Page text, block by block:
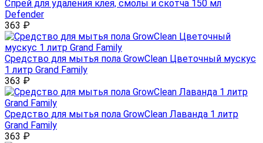
Спрей для удаления клея, смолы и скотча 150 мл
Defender
363 ₽
Средство для мытья пола GrowClean Цветочный мускус
1 литр Grand Family
363 ₽
Средство для мытья пола GrowClean Лаванда 1 литр
Grand Family
363 ₽